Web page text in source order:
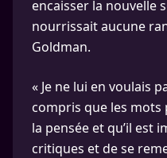
encaisser la nouvelle
nourrissait aucune
Goldman.
« Je ne lui en voulais
compris que les
la pensée et qu’il est
critiques et de se